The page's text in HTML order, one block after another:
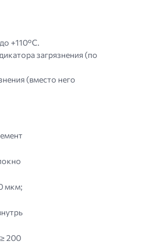
+110°C.
загрязнения (по
(вместо него
мкм;
200